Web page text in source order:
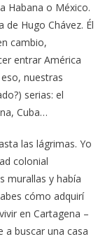
Habana o México.
Hugo Chávez. Él
cambio,
entrar América
nuestras
serias: el
Cuba…
las lágrimas. Yo
colonial
murallas y había
cómo adquirí
en Cartagena –
a buscar una casa